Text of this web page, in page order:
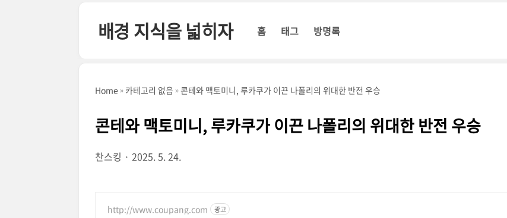
배경 지식을 넓히자 홈 태그 방명록
Home 카테고리 없음 콘테와 맥토미니, 루카쿠가 이끈 나폴리의 위대한 반전 우승
콘테와 맥토미니, 루카쿠가 이끈 나폴리의 위대한 반전 우승
찬스킹 2025. 5. 24.
http://www.coupang.com 광고